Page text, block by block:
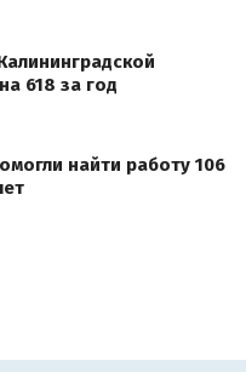
618 за год
найти работу 106